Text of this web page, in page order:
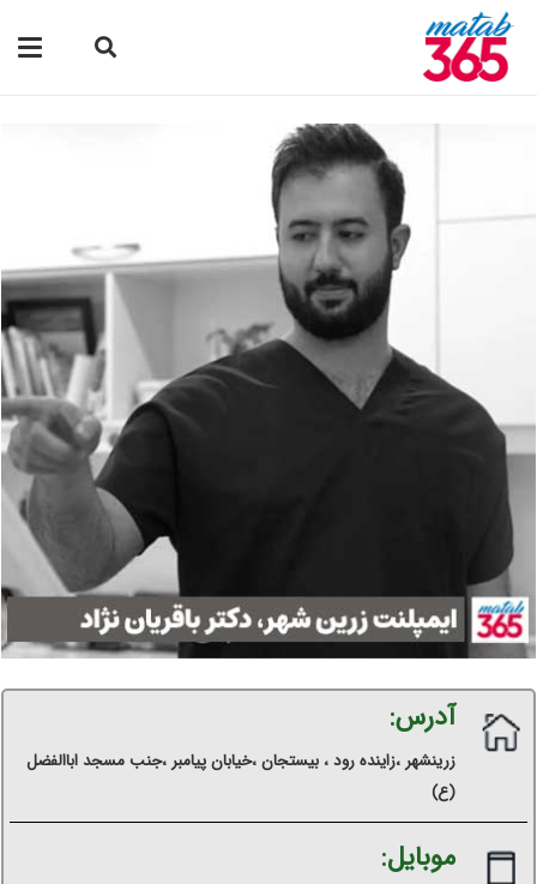
آدرس:
زرینشهر ،زاینده رود ، بیستجان ،خیابان پیامبر ،جنب مسجد اباالفضل
(ع)
موبایل: